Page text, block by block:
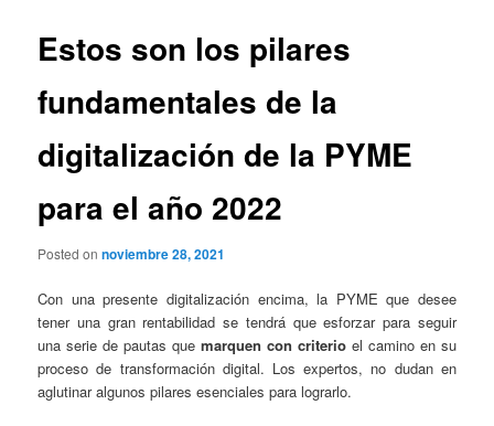
Estos son los pilares
fundamentales de la
digitalización de la PYME
para el año 2022
Posted onnoviembre 28, 2021
Con una presente digitalización encima, la PYME que desee
tener una gran rentabilidad se tendrá que esforzar para seguir
una serie de pautas quemarquen con criterio el camino en su
proceso de transformación digital. Los expertos, no dudan en
aglutinar algunos pilares esenciales para lograrlo.